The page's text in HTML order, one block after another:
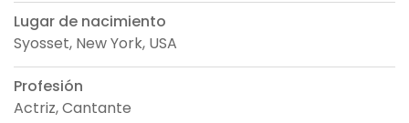
Lugar de nacimiento
Syosset, New York, USA
Profesión
Actriz, Cantante